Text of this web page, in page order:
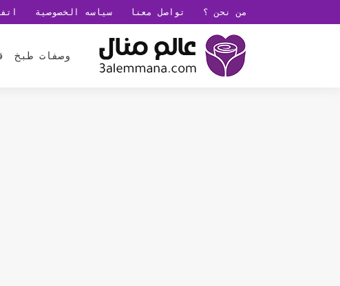
من نحن ؟ تواصل معنا سياسه الخصوصية
وصفات طبخ